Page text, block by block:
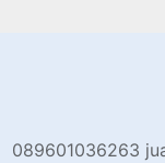
089601036263